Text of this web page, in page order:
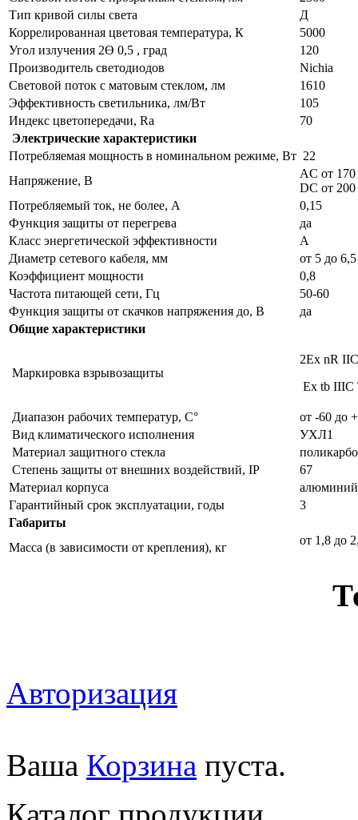
Тип кривой силы света
Д
Коррелированная цветовая температура, К
5000
Угол излучения 2Ɵ 0,5 , град
120
Производитель светодиодов
Nichia
Световой поток с матовым стеклом, лм
1610
Эффективность светильника, лм/Вт
105
Индекс цветопередачи, Ra
70
Электрические характеристики
Потребляемая мощность в номинальном режиме, Вт 22
Напряжение, В
AC от
DC от
Потребляемый ток, не более, A
0,15
Функция защиты от перегрева
да
Класс энергетической эффективности
А
Диаметр сетевого кабеля, мм
от 5 до 6,5
Коэффициент мощности
0,8
Частота питающей сети, Гц
50-60
Функция защиты от скачков напряжения до, В
да
Общие характеристики
Маркировка взрывозащиты
2Ex nR
Ex tb IIIC
Диапазон рабочих температур, С°
от -60 до
Вид климатического исполнения
УХЛ1
Материал защитного стекла
Степень защиты от внешних воздействий, IP
67
Материал корпуса
алюминий
Гарантийный срок эксплуатации, годы
3
Габариты
Масса (в зависимости от крепления), кг
от 1,8 до
Авторизация
Ваша Корзина пуста.